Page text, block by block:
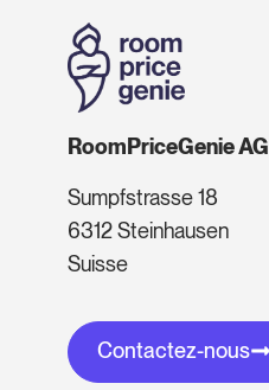
RoomPriceGenie AG
Sumpfstrasse 18
6312 Steinhausen
Suisse
Contactez-nous